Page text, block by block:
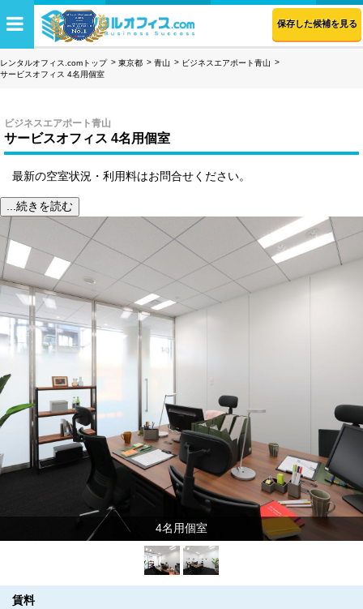
保存した候補を見る
レンタルオフィス.comトップ 東京都 青山
ビジネスエアポート青山
サービスオフィス 4名用個室
ビジネスエアポート青山
サービスオフィス 4名用個室
最新の空室状況・利用料はお問合せください。
...続きを読む
4名用個室
賃料